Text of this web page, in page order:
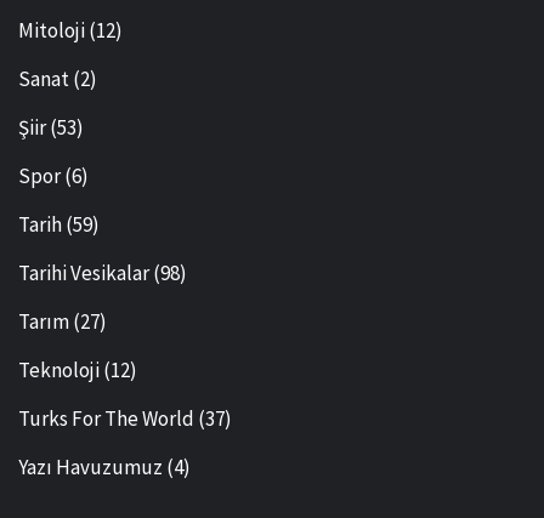
Mitoloji(12)
Sanat(2)
Şiir(53)
Spor(6)
Tarih(59)
Tarihi Vesikalar(98)
Tarım(27)
Teknoloji(12)
Turks For The World (37)
Yazı Havuzumuz (4)